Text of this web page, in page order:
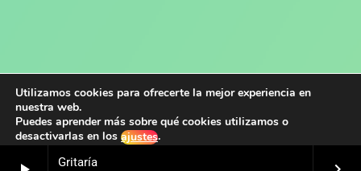
Gritaría
Utilizamos cookies para ofrecerte la mejor experiencia en
nuestra web.
Puedes aprender más sobre qué cookies utilizamos o
desactivarlas en los ajustes.
Aceptar